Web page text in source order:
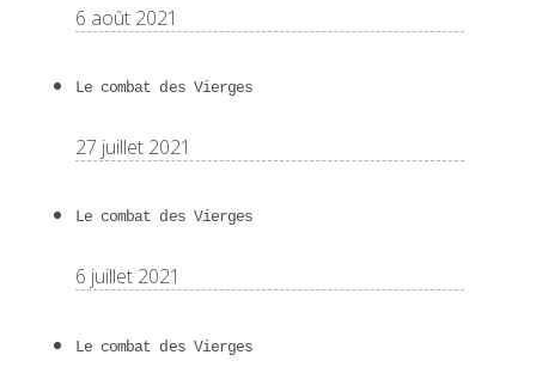
6 août 2021
Le combat des Vierges
27 juillet 2021
Le combat des Vierges
6 juillet 2021
Le combat des Vierges